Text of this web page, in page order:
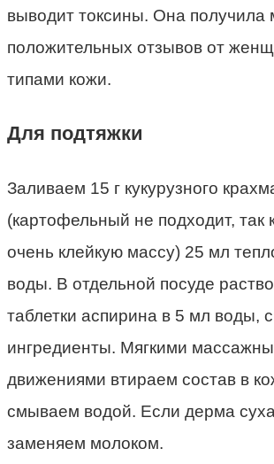
выводит токсины. Она получила
положительных отзывов от
типами кожи.
Для подтяжки
Заливаем 15 г кукурузного
(картофельный не подходит, так
очень клейкую массу) 25 мл
воды. В отдельной посуде
таблетки аспирина в 5 мл воды,
ингредиенты. Мягкими
движениями втираем состав в
смываем водой. Если дерма
заменяем молоком.